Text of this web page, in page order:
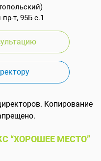
т, 95Б с.1
Копирование
“ХОРОШЕЕ МЕСТО”